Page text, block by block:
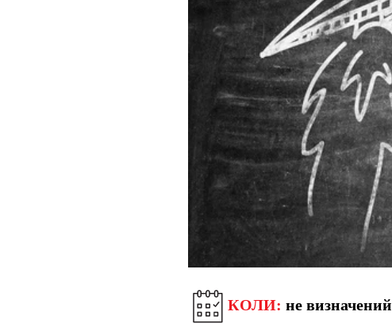
КОЛИ: не визначений